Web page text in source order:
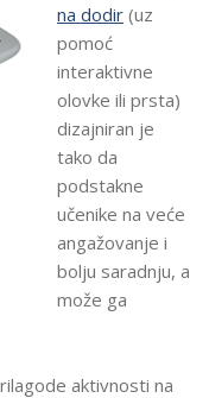
na dodir (uz
pomoć
interaktivne
olovke ili prsta)
dizajniran je
tako da
podstakne
učenike na veće
angažovanje i
bolju saradnju, a
može ga
aktivnosti na